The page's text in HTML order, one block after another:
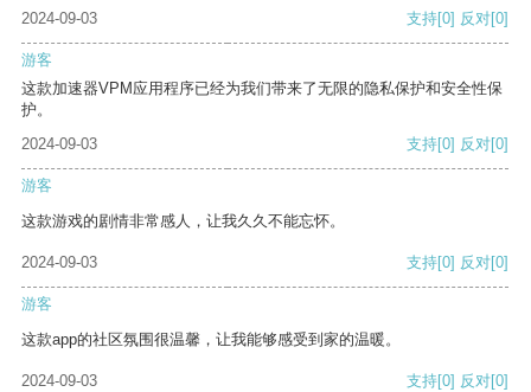
2024-09-03 支持[0] 反对[0]
游客
这款加速器VPM应用程序已经为我们带来了无限的隐私保护和安全性保
护。
2024-09-03
支持[0] 反对[0]
游客
这款游戏的剧情非常感人，让我久久不能忘怀。
2024-09-03 支持[0] 反对[0]
游客
这款app的社区氛围很温馨，让我能够感受到家的温暖。
2024-09-03 支持[0] 反对[0]